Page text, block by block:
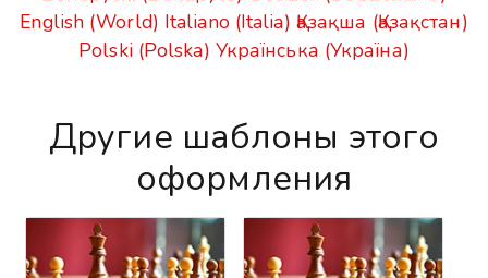
English (World) Italiano (Italia) Қазақша (Қазақстан)
Polski (Polska) Українська (Україна)
Другие шаблоны этого
оформления